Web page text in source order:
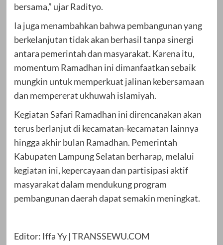
bersama,” ujar Radityo.
Ia juga menambahkan bahwa pembangunan yang
berkelanjutan tidak akan berhasil tanpa sinergi
antara pemerintah dan masyarakat. Karena itu,
momentum Ramadhan ini dimanfaatkan sebaik
mungkin untuk memperkuat jalinan kebersamaan
dan mempererat ukhuwah islamiyah.
Kegiatan Safari Ramadhan ini direncanakan akan
terus berlanjut di kecamatan-kecamatan lainnya
hingga akhir bulan Ramadhan. Pemerintah
Kabupaten Lampung Selatan berharap, melalui
kegiatan ini, kepercayaan dan partisipasi aktif
masyarakat dalam mendukung program
pembangunan daerah dapat semakin meningkat.
Editor: Iffa Yy | TRANSSEWU.COM